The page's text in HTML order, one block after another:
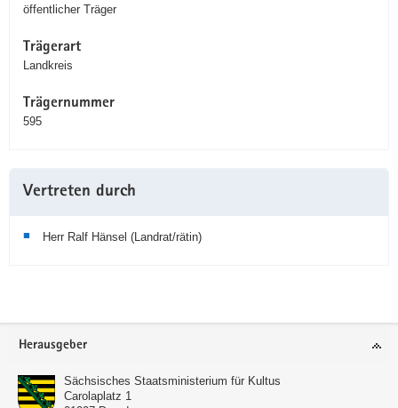
öffentlicher Träger
Trägerart
Landkreis
Trägernummer
595
Vertreten durch
Herr Ralf Hänsel (Landrat/rätin)
Service
Herausgeber
Sächsisches Staatsministerium für Kultus
Carolaplatz 1